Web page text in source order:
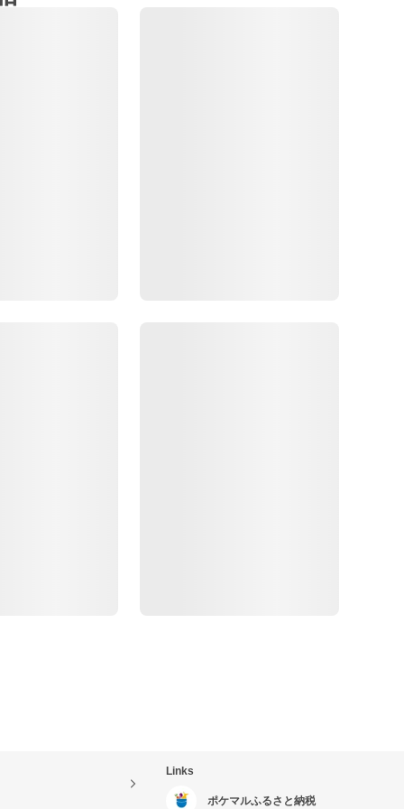
Links
ポケマルふるさと納税